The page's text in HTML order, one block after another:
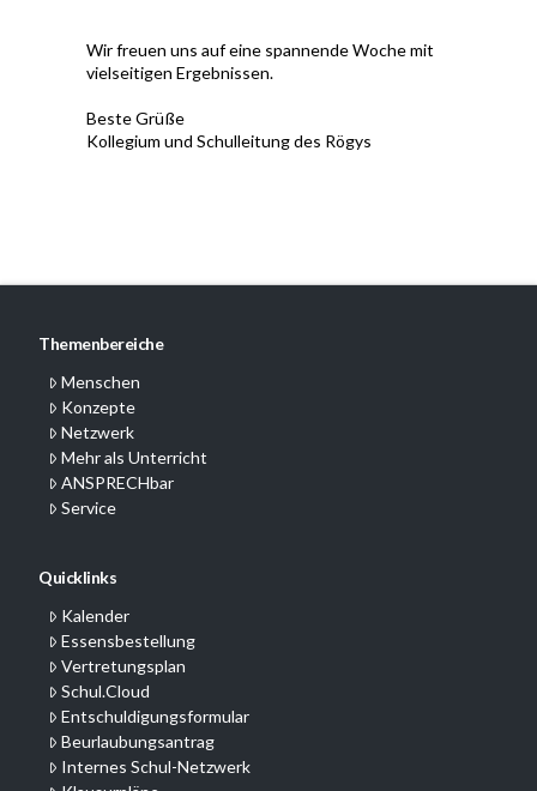
Wir freuen uns auf eine spannende Woche mit
vielseitigen Ergebnissen.
Beste Grüße
Kollegium und Schulleitung des Rögys
Themenbereiche
Menschen
Konzepte
Netzwerk
Mehr als Unterricht
ANSPRECHbar
Service
Quicklinks
Kalender
Essensbestellung
Vertretungsplan
Schul.Cloud
Entschuldigungsformular
Beurlaubungsantrag
Internes Schul-Netzwerk